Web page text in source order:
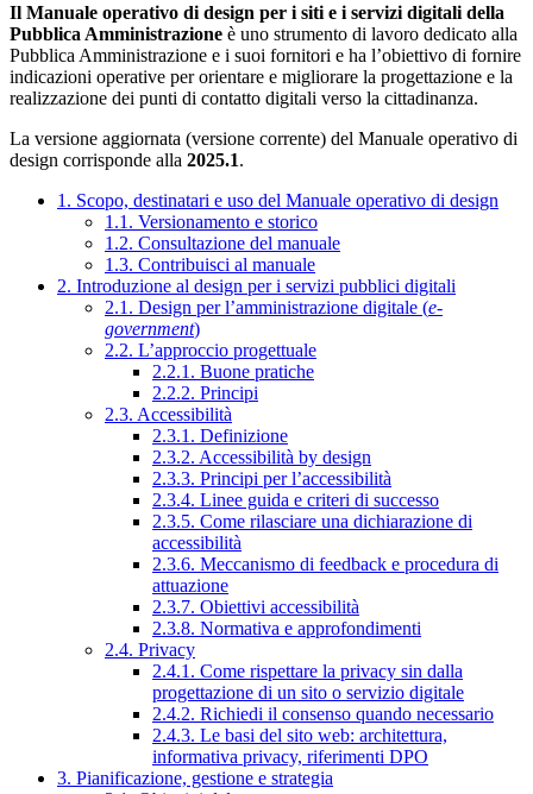
Il Manuale operativo di design per i siti e i servizi digitali della
Pubblica Amministrazione è uno strumento di lavoro dedicato alla
Pubblica Amministrazione e i suoi fornitori e ha l’obiettivo di fornire
indicazioni operative per orientare e migliorare la progettazione e la
realizzazione dei punti di contatto digitali verso la cittadinanza.
La versione aggiornata (versione corrente) del Manuale operativo di
design corrisponde alla 2025.1.
1. Scopo, destinatari e uso del Manuale operativo di design
1.1. Versionamento e storico
1.2. Consultazione del manuale
1.3. Contribuisci al manuale
2. Introduzione al design per i servizi pubblici digitali
2.1. Design per l’amministrazione digitale (e-
government)
2.2. L’approccio progettuale
2.2.1. Buone pratiche
2.2.2. Principi
2.3. Accessibilità
2.3.1. Definizione
2.3.2. Accessibilità by design
2.3.3. Principi per l’accessibilità
2.3.4. Linee guida e criteri di successo
2.3.5. Come rilasciare una dichiarazione di
accessibilità
2.3.6. Meccanismo di feedback e procedura di
attuazione
2.3.7. Obiettivi accessibilità
2.3.8. Normativa e approfondimenti
2.4. Privacy
2.4.1. Come rispettare la privacy sin dalla
progettazione di un sito o servizio digitale
2.4.2. Richiedi il consenso quando necessario
2.4.3. Le basi del sito web: architettura,
informativa privacy, riferimenti DPO
3. Pianificazione, gestione e strategia